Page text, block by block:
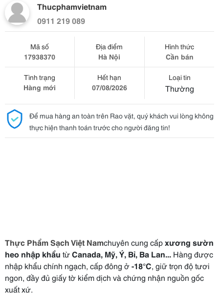
Thucphamvietnam
0911 219 089
Mã số
17938370
Địa điểm
Hà Nội
Hình thức
Cần bán
Tình trạng
Hàng mới
Hết hạn
07/08/2026
Loại tin
Thường
Để mua hàng an toàn trên Rao vặt, quý khách vui lòng không
thực hiện thanh toán trước cho người đăng tin!
Thực Phẩm Sạch Việt Namchuyên cung cấpxương sườn
heo nhập khẩu từCanada, Mỹ, Ý, Bỉ, Ba Lan... Hàng được
nhập khẩu chính ngạch, cấp đông ở-18°C, giữ trọn độ tươi
ngon, đầy đủ giấy tờ kiểm dịch và chứng nhận nguồn gốc
xuất xứ.